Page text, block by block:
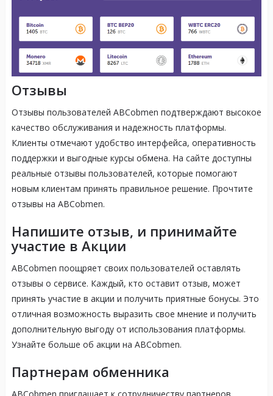
Отзывы
Отзывы пользователей ABCobmen подтверждают высокое
качество обслуживания и надежность платформы.
Клиенты отмечают удобство интерфейса, оперативность
поддержки и выгодные курсы обмена. На сайте доступны
реальные отзывы пользователей, которые помогают
новым клиентам принять правильное решение. Прочтите
отзывы на ABCobmen.
Напишите отзыв, и принимайте
участие в Акции
ABCobmen поощряет своих пользователей оставлять
отзывы о сервисе. Каждый, кто оставит отзыв, может
принять участие в акции и получить приятные бонусы. Это
отличная возможность выразить свое мнение и получить
дополнительную выгоду от использования платформы.
Узнайте больше об акции на ABCobmen.
Партнерам обменника
ABCobmen приглашает к сотрудничеству партнеров,